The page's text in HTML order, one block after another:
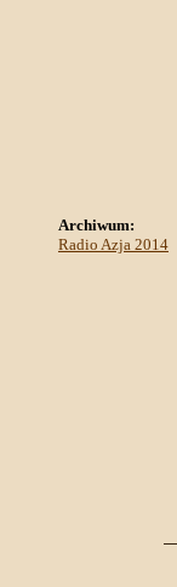
Archiwum:
Radio Azja 2014